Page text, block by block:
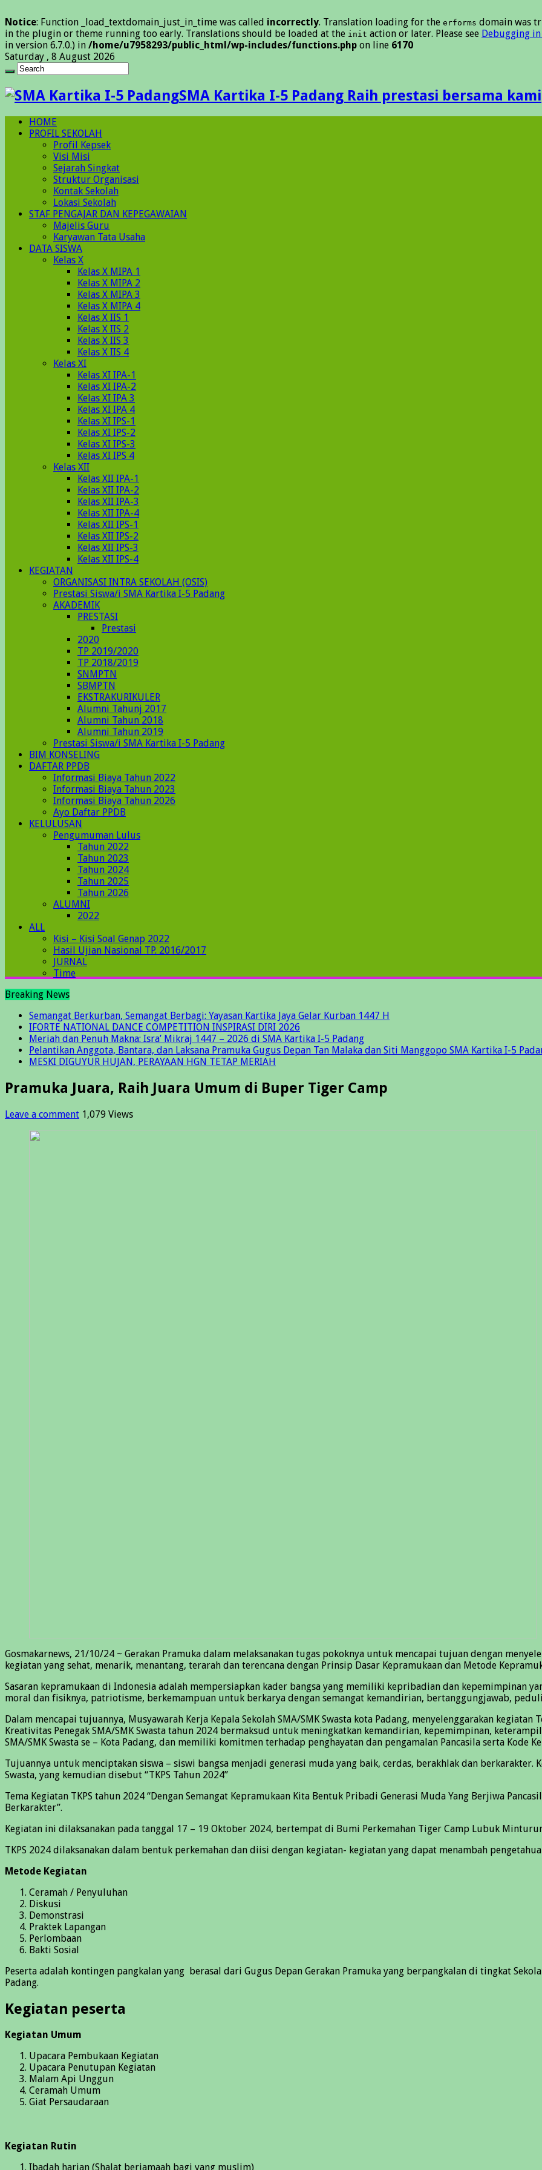
Notice: Function _load_textdomain_just_in_time was called incorrectly. Translation loading for the erforms domain was
in the plugin or theme running too early. Translations should be loaded at the init action or later. Please see Debugging
in version 6.7.0.) in /home/u7958293/public_html/wp-includes/functions.php on line 6170
Saturday , 8 August 2026
SMA Kartika I-5 Padang Raih prestasi bersama kami
HOME
PROFIL SEKOLAH
Profil Kepsek
Visi Misi
Sejarah Singkat
Struktur Organisasi
Kontak Sekolah
Lokasi Sekolah
STAF PENGAJAR DAN KEPEGAWAIAN
Majelis Guru
Karyawan Tata Usaha
DATA SISWA
Kelas X
Kelas X MIPA 1
Kelas X MIPA 2
Kelas X MIPA 3
Kelas X MIPA 4
Kelas X IIS 1
Kelas X IIS 2
Kelas X IIS 3
Kelas X IIS 4
Kelas XI
Kelas XI IPA-1
Kelas XI IPA-2
Kelas XI IPA 3
Kelas XI IPA 4
Kelas XI IPS-1
Kelas XI IPS-2
Kelas XI IPS-3
Kelas XI IPS 4
Kelas XII
Kelas XII IPA-1
Kelas XII IPA-2
Kelas XII IPA-3
Kelas XII IPA-4
Kelas XII IPS-1
Kelas XII IPS-2
Kelas XII IPS-3
Kelas XII IPS-4
KEGIATAN
ORGANISASI INTRA SEKOLAH (OSIS)
Prestasi Siswa/i SMA Kartika I-5 Padang
AKADEMIK
PRESTASI
Prestasi
2020
TP 2019/2020
TP 2018/2019
SNMPTN
SBMPTN
EKSTRAKURIKULER
Alumni Tahunj 2017
Alumni Tahun 2018
Alumni Tahun 2019
Prestasi Siswa/i SMA Kartika I-5 Padang
BIM KONSELING
DAFTAR PPDB
Informasi Biaya Tahun 2022
Informasi Biaya Tahun 2023
Informasi Biaya Tahun 2026
Ayo Daftar PPDB
KELULUSAN
Pengumuman Lulus
Tahun 2022
Tahun 2023
Tahun 2024
Tahun 2025
Tahun 2026
ALUMNI
2022
ALL
Kisi – Kisi Soal Genap 2022
Hasil Ujian Nasional TP. 2016/2017
JURNAL
Time
Breaking News
Semangat Berkurban, Semangat Berbagi: Yayasan Kartika Jaya Gelar Kurban 1447 H
IFORTE NATIONAL DANCE COMPETITION INSPIRASI DIRI 2026
Meriah dan Penuh Makna: Isra’ Mikraj 1447 – 2026 di SMA Kartika I-5 Padang
Pelantikan Anggota, Bantara, dan Laksana Pramuka Gugus Depan Tan Malaka dan Siti Manggopo SMA Kartika I-5
MESKI DIGUYUR HUJAN, PERAYAAN HGN TETAP MERIAH
Pramuka Juara, Raih Juara Umum di Buper Tiger Camp
Leave a comment 1,079 Views
Gosmakarnews, 21/10/24 ~ Gerakan Pramuka dalam melaksanakan tugas pokoknya untuk mencapai tujuan dengan
kegiatan yang sehat, menarik, menantang, terarah dan terencana dengan Prinsip Dasar Kepramukaan dan Metode
Sasaran kepramukaan di Indonesia adalah mempersiapkan kader bangsa yang memiliki kepribadian dan kepemimpinan
moral dan fisiknya, patriotisme, berkemampuan untuk berkarya dengan semangat kemandirian, bertanggungjawab,
Dalam mencapai tujuannya, Musyawarah Kerja Kepala Sekolah SMA/SMK Swasta kota Padang, menyelenggarakan kegiatan
Kreativitas Penegak SMA/SMK Swasta tahun 2024 bermaksud untuk meningkatkan kemandirian, kepemimpinan,
SMA/SMK Swasta se – Kota Padang, dan memiliki komitmen terhadap penghayatan dan pengamalan Pancasila serta Kode
Tujuannya untuk menciptakan siswa – siswi bangsa menjadi generasi muda yang baik, cerdas, berakhlak dan berkarakter.
Swasta, yang kemudian disebut “TKPS Tahun 2024”
Tema Kegiatan TKPS tahun 2024 “Dengan Semangat Kepramukaan Kita Bentuk Pribadi Generasi Muda Yang Berjiwa
Berkarakter”.
Kegiatan ini dilaksanakan pada tanggal 17 – 19 Oktober 2024, bertempat di Bumi Perkemahan Tiger Camp Lubuk
TKPS 2024 dilaksanakan dalam bentuk perkemahan dan diisi dengan kegiatan- kegiatan yang dapat menambah
Metode Kegiatan
Ceramah / Penyuluhan
Diskusi
Demonstrasi
Praktek Lapangan
Perlombaan
Bakti Sosial
Peserta adalah kontingen pangkalan yang berasal dari Gugus Depan Gerakan Pramuka yang berpangkalan di tingkat
Padang.
Kegiatan peserta
Kegiatan Umum
Upacara Pembukaan Kegiatan
Upacara Penutupan Kegiatan
Malam Api Unggun
Ceramah Umum
Giat Persaudaraan
Kegiatan Rutin
Ibadah harian (Shalat berjamaah bagi yang muslim)